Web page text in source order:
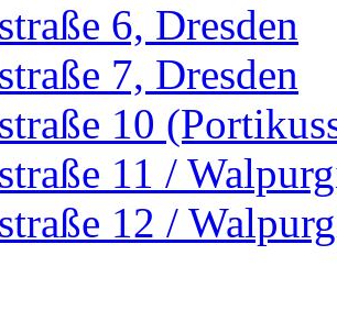
6, Dresden
7, Dresden
10
11 /
12 /